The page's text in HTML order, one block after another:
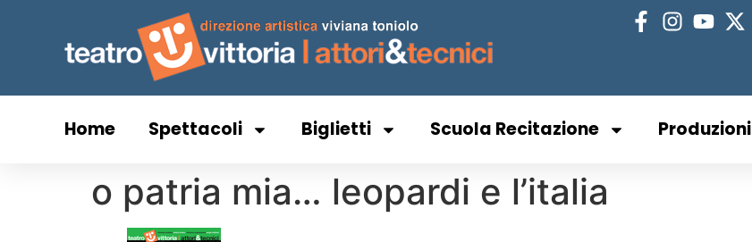
Home Spettacoli Biglietti Scuola Recitazione Produzioni
o patria mia… leopardi e l’italia